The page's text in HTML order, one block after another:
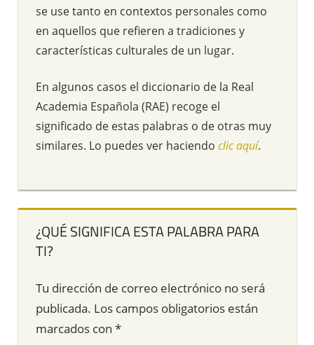
se use tanto en contextos personales como
en aquellos que refieren a tradiciones y
características culturales de un lugar.
En algunos casos el diccionario de la Real
Academia Española (RAE) recoge el
significado de estas palabras o de otras muy
similares. Lo puedes ver haciendo clic aquí.
¿QUÉ SIGNIFICA ESTA PALABRA PARA
TI?
Tu dirección de correo electrónico no será
publicada. Los campos obligatorios están
marcados con *